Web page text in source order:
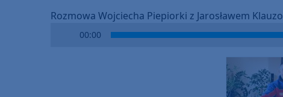
Rozmowa Wojciecha Piepiorki z Jarosławem Klauzo
00:00